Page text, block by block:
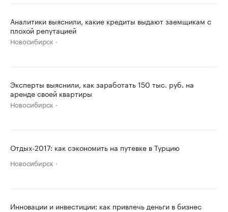
Аналитики выяснили, какие кредиты выдают заемщикам с
плохой репутацией
Новосибирск
Эксперты выяснили, как заработать 150 тыс. руб. на
аренде своей квартиры
Новосибирск
Отдых-2017: как сэкономить на путевке в Турцию
Новосибирск
Инновации и инвестиции: как привлечь деньги в бизнес